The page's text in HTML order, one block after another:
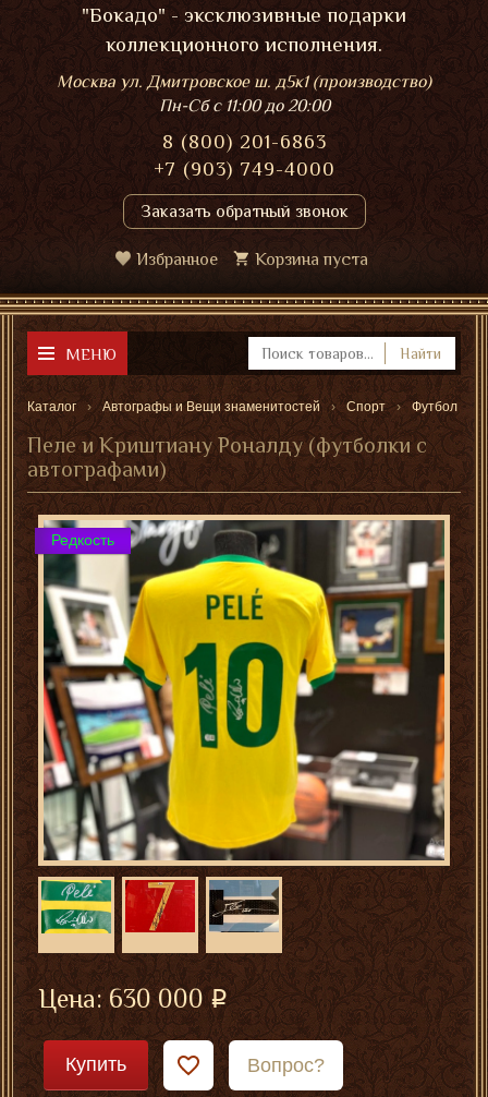
"Бокадо" - эксклюзивные подарки
коллекционного исполнения.
Москва ул. Дмитровское ш. д5к1 (производство)
Пн-Сбс 11:00 до 20:00
8 (800) 201-6863
+7 (903) 749-4000
Заказать обратный звонок
Избранное Корзина пуста
МЕНЮ Найти
Каталог Автографы и Вещи знаменитостей Спорт Футбол
Пеле и Криштиану Роналду (футболки с
автографами)
Редкость
Цена:630 000
Купить Вопрос?